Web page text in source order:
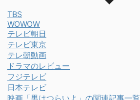
TBS
WOWOW
テレビ朝日
テレビ東京
テレ朝動画
ドラマのレビュー
フジテレビ
日本テレビ